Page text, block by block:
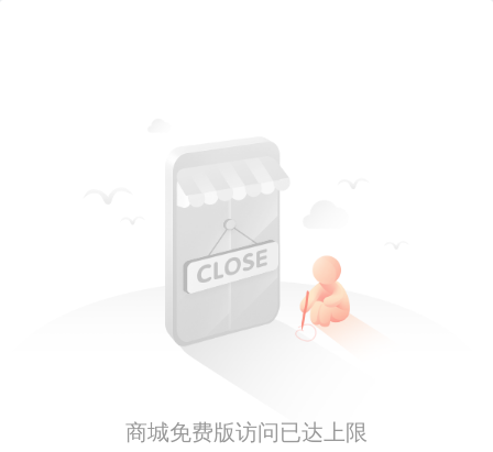
商城免费版访问已达上限